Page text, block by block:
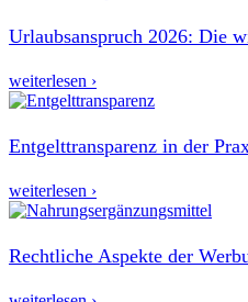
Urlaubsanspruch 2026: Die
weiterlesen ›
Entgelttransparenz in der
weiterlesen ›
Rechtliche Aspekte der